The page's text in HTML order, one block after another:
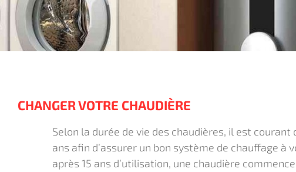
CHANGER VOTRE CHAUDIÈRE
Selon la durée de vie des chaudières, il est courant
ans afin d’assurer un bon système de chauffage à
après 15 ans d’utilisation, une chaudière